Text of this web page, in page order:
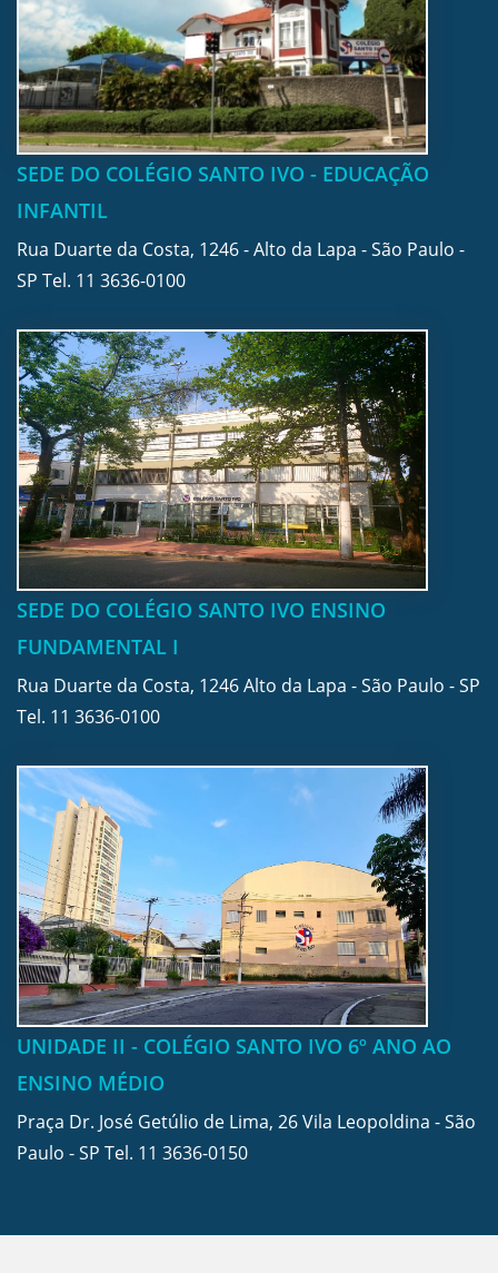
SEDE DO COLÉGIO SANTO IVO - EDUCAÇÃO
INFANTIL
Rua Duarte da Costa, 1246 - Alto da Lapa - São Paulo -
SP Tel. 11 3636-0100
SEDE DO COLÉGIO SANTO IVO ENSINO
FUNDAMENTAL I
Rua Duarte da Costa, 1246 Alto da Lapa - São Paulo - SP
Tel. 11 3636-0100
UNIDADE II - COLÉGIO SANTO IVO 6º ANO AO
ENSINO MÉDIO
Praça Dr. José Getúlio de Lima, 26 Vila Leopoldina - São
Paulo - SP Tel. 11 3636-0150